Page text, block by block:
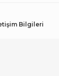
Bilgileri